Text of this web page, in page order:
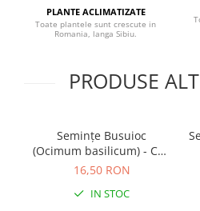
PLANTE ACLIMATIZATE
Toate plantele sunt crescute in
Romania, langa Sibiu.
PRODUSE
Semințe Busuioc
(Ocimum basilicum) - Cod
8210
16,50 RON
IN STOC